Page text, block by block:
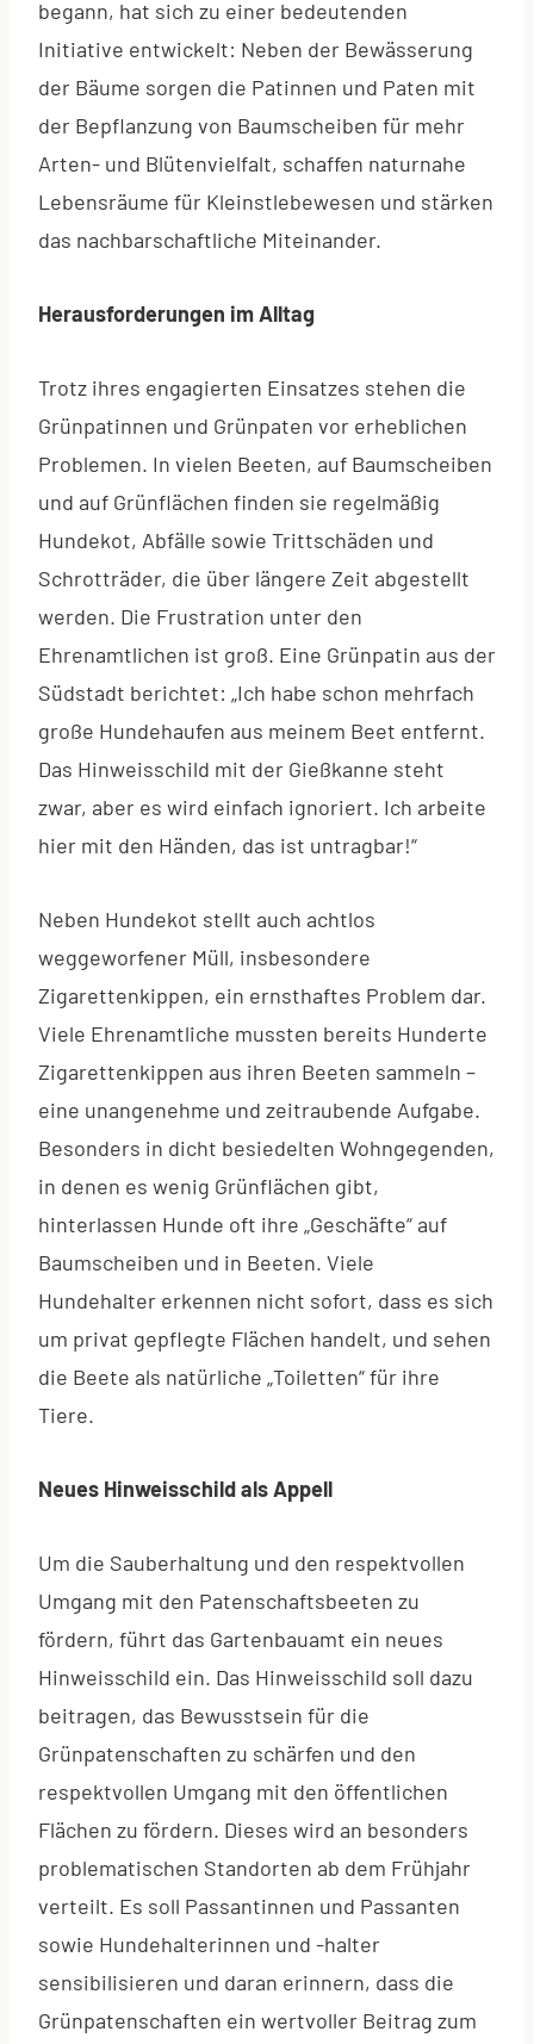
begann, hat sich zu einer bedeutenden
Initiative entwickelt: Neben der Bewässerung
der Bäume sorgen die Patinnen und Paten mit
der Bepflanzung von Baumscheiben für mehr
Arten- und Blütenvielfalt, schaffen naturnahe
Lebensräume für Kleinstlebewesen und stärken
das nachbarschaftliche Miteinander.
Herausforderungen im Alltag
Trotz ihres engagierten Einsatzes stehen die
Grünpatinnen und Grünpaten vor erheblichen
Problemen. In vielen Beeten, auf Baumscheiben
und auf Grünflächen finden sie regelmäßig
Hundekot, Abfälle sowie Trittschäden und
Schrotträder, die über längere Zeit abgestellt
werden. Die Frustration unter den
Ehrenamtlichen ist groß. Eine Grünpatin aus der
Südstadt berichtet: „Ich habe schon mehrfach
große Hundehaufen aus meinem Beet entfernt.
Das Hinweisschild mit der Gießkanne steht
zwar, aber es wird einfach ignoriert. Ich arbeite
hier mit den Händen, das ist untragbar!“
Neben Hundekot stellt auch achtlos
weggeworfener Müll, insbesondere
Zigarettenkippen, ein ernsthaftes Problem dar.
Viele Ehrenamtliche mussten bereits Hunderte
Zigarettenkippen aus ihren Beeten sammeln –
eine unangenehme und zeitraubende Aufgabe.
Besonders in dicht besiedelten Wohngegenden,
in denen es wenig Grünflächen gibt,
hinterlassen Hunde oft ihre „Geschäfte“ auf
Baumscheiben und in Beeten. Viele
Hundehalter erkennen nicht sofort, dass es sich
um privat gepflegte Flächen handelt, und sehen
die Beete als natürliche „Toiletten“ für ihre
Tiere.
Neues Hinweisschild als Appell
Um die Sauberhaltung und den respektvollen
Umgang mit den Patenschaftsbeeten zu
fördern, führt das Gartenbauamt ein neues
Hinweisschild ein. Das Hinweisschild soll dazu
beitragen, das Bewusstsein für die
Grünpatenschaften zu schärfen und den
respektvollen Umgang mit den öffentlichen
Flächen zu fördern. Dieses wird an besonders
problematischen Standorten ab dem Frühjahr
verteilt. Es soll Passantinnen und Passanten
sowie Hundehalterinnen und -halter
sensibilisieren und daran erinnern, dass die
Grünpatenschaften ein wertvoller Beitrag zum